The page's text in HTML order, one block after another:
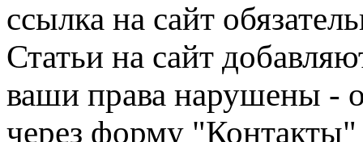
ссылка на сайт
Статьи на сайт
ваши права нарушены -
через форму "Контакты"